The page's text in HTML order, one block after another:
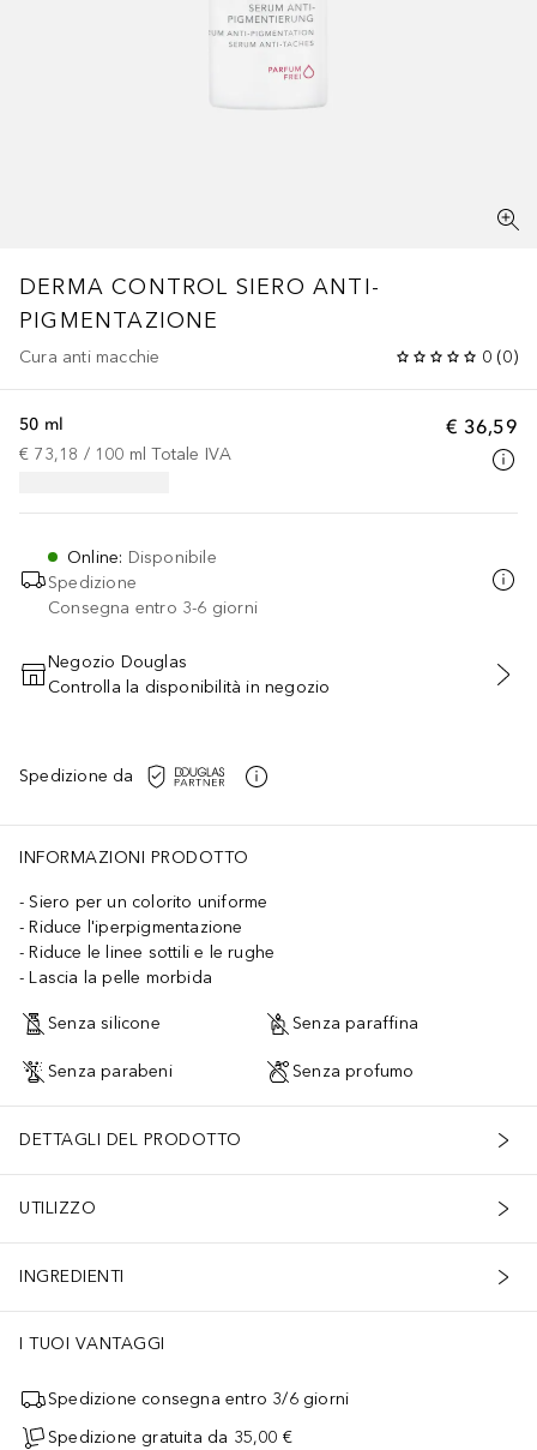
DERMA CONTROL SIERO ANTI-
PIGMENTAZIONE
Cura anti macchie 0 (0)
€ 36,59
50 ml
€ 73,18 / 100 ml Totale IVA
Online: Disponibile
Spedizione
Consegna entro 3-6 giorni
AGGIUNGI AL CARRELLO
Negozio Douglas
Controlla la disponibilità in negozio
Spedizione da
INFORMAZIONI PRODOTTO
Siero per un colorito uniforme
Riduce l'iperpigmentazione
Riduce le linee sottili e le rughe
Lascia la pelle morbida
Senza silicone Senza paraffina
Senza parabeni Senza profumo
DETTAGLI DEL PRODOTTO
UTILIZZO
INGREDIENTI
I TUOI VANTAGGI
Spedizione consegna entro 3/6 giorni
Spedizione gratuita da 35,00 €